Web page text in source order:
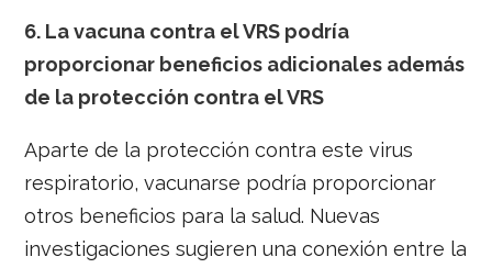
6. La vacuna contra el VRS podría
proporcionar beneficios adicionales además
de la protección contra el VRS
Aparte de la protección contra este virus
respiratorio, vacunarse podría proporcionar
otros beneficios para la salud. Nuevas
investigaciones sugieren una conexión entre la